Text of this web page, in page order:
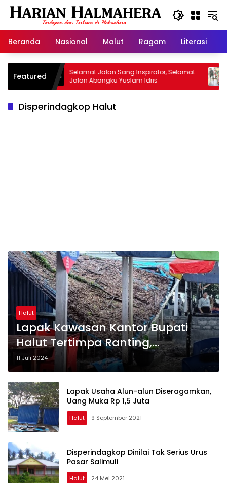
Langsung
Beranda
Nasional Malut Ragam Literasi
FeaturedSelamat Jalan Sang Inspirator, Selamat
Jalan Abangku Yuslam Idris
Disperindagkop Halut
Halut
Lapak Kawasan Kantor Bupati
Halut Tertimpa Ranting,
Kadisperindagkop Singgung
Kesepakatan, DLH Sebut Usia
Pohon
11 Juli 2024
Lapak Usaha Alun-alun Diseragamkan,
Uang Muka Rp 1,5 Juta
Halut 9 September 2021
Disperindagkop Dinilai Tak Serius Urus
Pasar Salimuli
Halut 24 Mei 2021